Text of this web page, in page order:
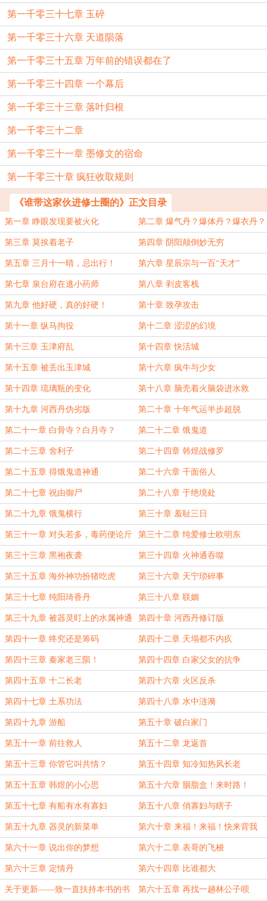
第一千零三十七章 玉碎
第一千零三十六章 天道陨落
第一千零三十五章 万年前的错误都在了
第一千零三十四章 一个幕后
第一千零三十三章 落叶归根
第一千零三十二章
第一千零三十一章 墨修文的宿命
第一千零三十章 疯狂收取规则
《谁带这家伙进修士圈的》正文目录
第一章 睁眼发现要被火化 第二章 爆气丹？爆体丹？爆衣丹？
第三章 莫挨着老子 第四章 阴阳颠倒妙无穷
第五章 三月十一晴，忌出行！ 第六章 星辰宗与一百“天才”
第七章 泉台府在逃小药师 第八章 剥皮客栈
第九章 他好硬，真的好硬！ 第十章 致孕攻击
第十一章 纵马拘役 第十二章 涩涩的幻境
第十三章 玉津府乱 第十四章 快活城
第十五章 被丢出玉津城 第十六章 疯牛与少女
第十四章 琉璃瓶的变化 第十八章 脑壳着火脑袋进水救
第十九章 河西丹伪劣版 第二十章 十年气运半步超脱
第二十一章 白骨寺？白月寺？ 第二十二章 饿鬼道
第二十三章 舍利子 第二十四章 韩煜战修罗
第二十五章 得饿鬼道神通 第二十六章 千面俗人
第二十七章 祝由御尸 第二十八章 于绝境处
第二十九章 饿鬼横行 第三十章 羞耻三日
第三十一章 对头若多，毒药便论斤
买
第三十二章 纯爱修士欧明东
第三十三章 黑袍夜袭 第三十四章 火神通吞噬
第三十五章 海外神功扮猪吃虎 第三十六章 天宁琐碎事
第三十七章 纯阳琦香丹 第三十八章 联姻
第三十九章 被器灵盯上的水属神通 第四十章 河西丹修订版
第四十一章 终究还是筹码 第四十二章 天塌都不内疚
第四十三章 秦家老三陨！ 第四十四章 白家父女的抗争
第四十五章 十二长老 第四十六章 火区反杀
第四十七章 土系功法 第四十八章 水中涟漪
第四十九章 游船 第五十章 破白家门
第五十一章 前往救人 第五十二章 龙返首
第五十三章 你管它叫共情？ 第五十四章 知冷知热风长老
第五十五章 韩煜的小心思 第五十六章 胭脂盒！来时路！
第五十七章 有船有水有寡妇 第五十八章 俏寡妇与瞎子
第五十九章 器灵的新菜单 第六十章 来福！来福！快来背我
第六十一章 说出你的梦想 第六十二章 表哥的飞梭
第六十三章 定情丹 第六十四章 比谁都大
关于更新——致一直扶持本书的书 第六十五章 再找一趟林公子呗